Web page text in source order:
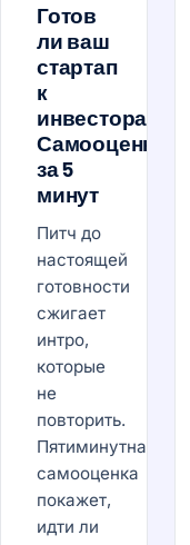
Готов
ли ваш
стартап
к
инвесторам?
Самооценка
за 5
минут
Питч до
настоящей
готовности
сжигает
интро,
которые
не
повторить.
Пятиминутная
самооценка
покажет,
идти ли